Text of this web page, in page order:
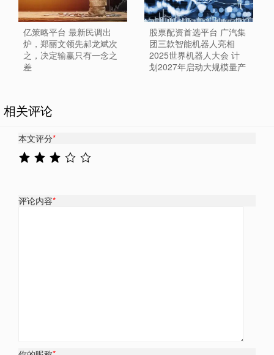
亿策略平台 最新民调出
炉，郑丽文领先郝龙斌次
之，决定输赢只有一念之
差
股票配资首选平台 广汽集
团三款智能机器人亮相
2025世界机器人大会 计
划2027年启动大规模量产
相关评论
本文评分*
评论内容*